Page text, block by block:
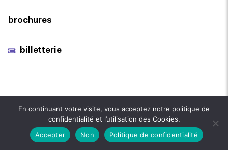
brochures
billetterie
En continuant votre visite, vous acceptez notre politique de
confidentialité et l’utilisation des Cookies.
Accepter
Non Politique de confidentialité